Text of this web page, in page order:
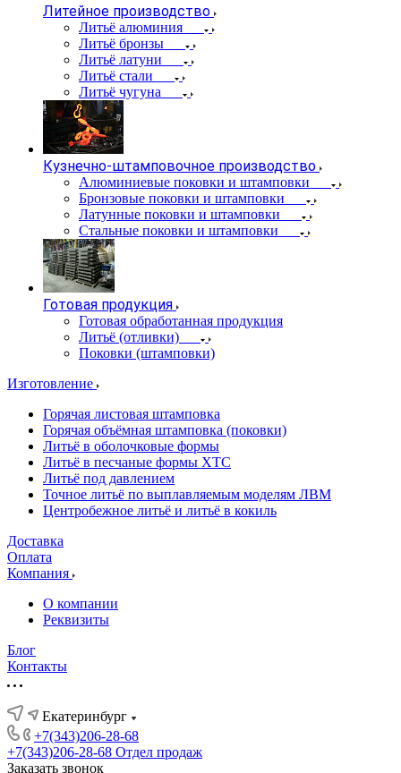
Литейное производство
Литьё алюминия
Литьё бронзы
Литьё латуни
Литьё стали
Литьё чугуна
Кузнечно-штамповочное производство
Алюминиевые поковки и штамповки
Бронзовые поковки и штамповки
Латунные поковки и штамповки
Стальные поковки и штамповки
Готовая продукция
Готовая обработанная продукция
Литьё (отливки)
Поковки (штамповки)
Изготовление
Горячая листовая штамповка
Горячая объёмная штамповка (поковки)
Литьё в оболочковые формы
Литьё в песчаные формы ХТС
Литьё под давлением
Точное литьё по выплавляемым моделям ЛВМ
Центробежное литьё и литьё в кокиль
Доставка
Оплата
Компания
О компании
Реквизиты
Блог
Контакты
Екатеринбург
+7(343)206-28-68
+7(343)206-28-68 Отдел продаж
Заказать звонок